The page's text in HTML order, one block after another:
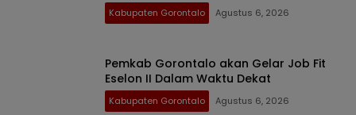
Kabupaten Gorontalo Agustus 6, 2026
Pemkab Gorontalo akan Gelar Job Fit
Eselon II Dalam Waktu Dekat
Kabupaten Gorontalo Agustus 6, 2026